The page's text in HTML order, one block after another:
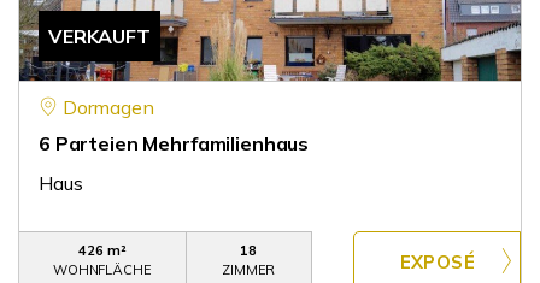
VERKAUFT
Dormagen
6 Parteien Mehrfamilienhaus
Haus
426 m²
WOHNFLÄCHE
18
ZIMMER